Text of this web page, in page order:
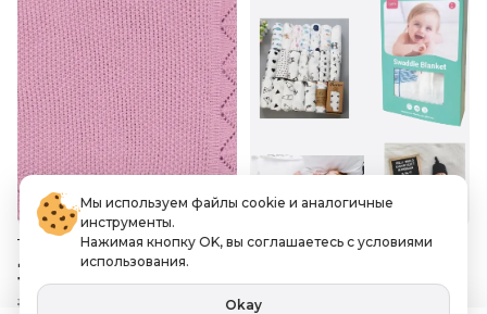
Темно-Розовое Дышащее
Детское Одеяло Крючком
144
160
SYBIL'S, Одеяло Для ПЕЛЕНАНИЯ
34
39
Мы используем файлы cookie и аналогичные
инструменты.
Нажимая кнопку OK, вы соглашаетесь с условиями
использования.
Okay